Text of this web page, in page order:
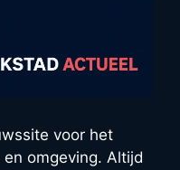
voor het
omgeving. Altijd